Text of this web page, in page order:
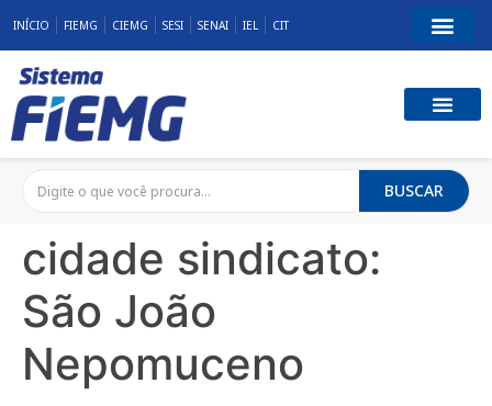
INÍCIO FIEMG CIEMG SESI SENAI IEL CIT
BUSCAR
cidade sindicato:
São João
Nepomuceno